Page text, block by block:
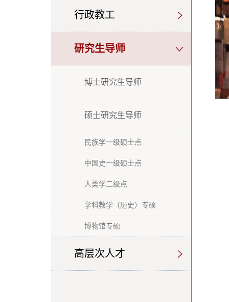
行政教工
研究生导师
博士研究生导师
硕士研究生导师
民族学一级硕士点
中国史一级硕士点
人类学二级点
学科教学（历史）专硕
博物馆专硕
高层次人才